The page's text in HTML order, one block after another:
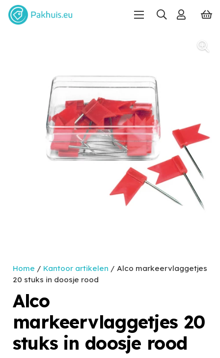
Home / Kantoor artikelen / Alco markeervlaggetjes
20 stuks in doosje rood
Alco
markeervlaggetjes 20
stuks in doosje rood